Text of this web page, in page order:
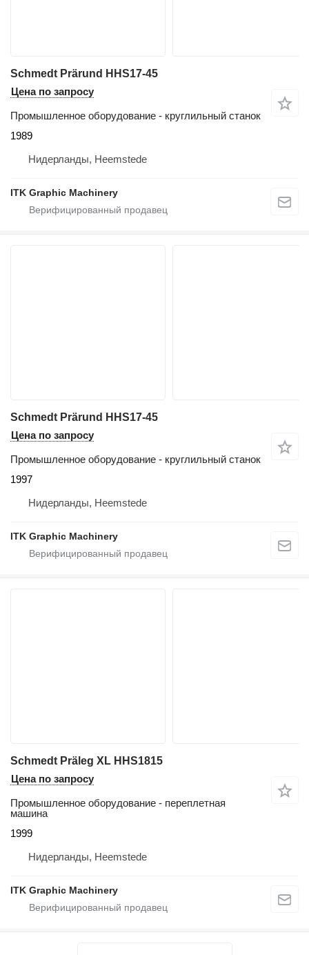
Schmedt Prärund HHS17-45
Цена по запросу
Промышленное оборудование - круглильный станок
1989
Нидерланды, Heemstede
ITK Graphic Machinery
Schmedt Prärund HHS17-45
Цена по запросу
Промышленное оборудование - круглильный станок
1997
Нидерланды, Heemstede
ITK Graphic Machinery
Schmedt Präleg XL HHS1815
Цена по запросу
Промышленное оборудование - переплетная
машина
1999
Нидерланды, Heemstede
ITK Graphic Machinery